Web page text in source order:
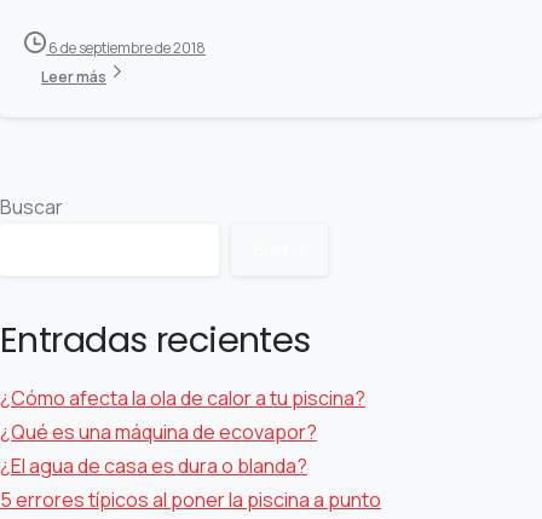
6 de septiembre de 2018
Leer más
Buscar
Entradas recientes
¿Cómo afecta la ola de calor a tu piscina?
¿Qué es una máquina de ecovapor?
¿El agua de casa es dura o blanda?
5 errores típicos al poner la piscina a punto